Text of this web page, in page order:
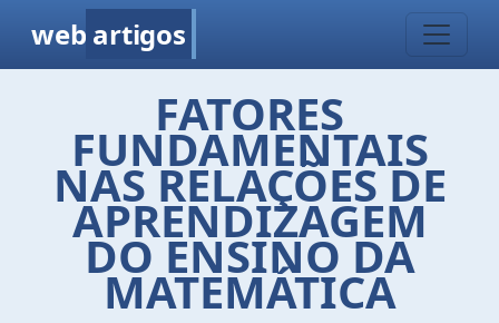
web artigos
FATORES
FUNDAMENTAIS
NAS RELAÇÕES DE
APRENDIZAGEM
DO ENSINO DA
MATEMÁTICA